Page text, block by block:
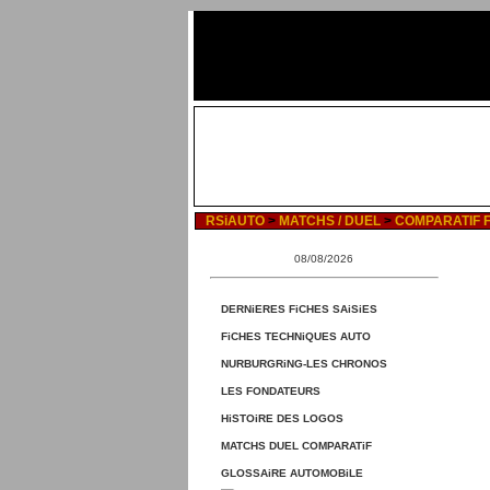
RSiAUTO > MATCHS / DUEL > COMPARATIF
08/08/2026
DERNiERES FiCHES SAiSiES
FiCHES TECHNiQUES AUTO
NURBURGRiNG-LES CHRONOS
LES FONDATEURS
HiSTOiRE DES LOGOS
MATCHS DUEL COMPARATiF
GLOSSAiRE AUTOMOBiLE